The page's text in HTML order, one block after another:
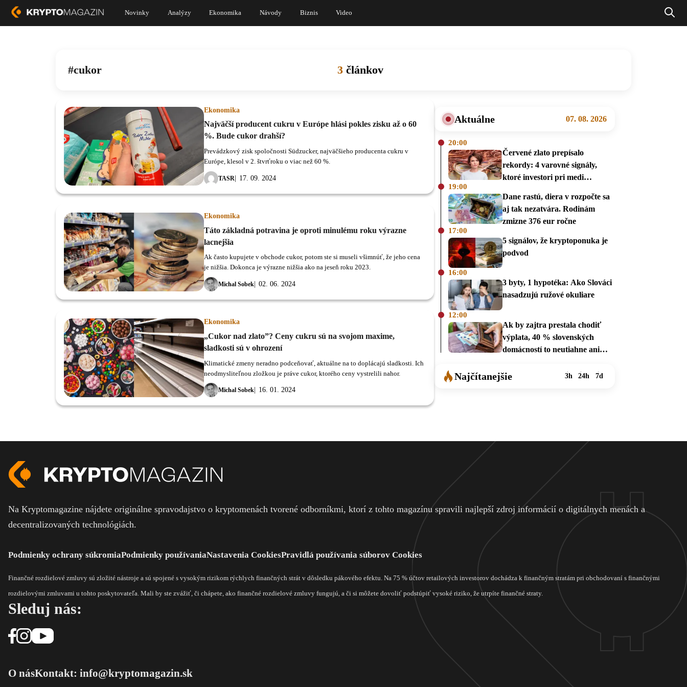
Novinky Analýzy Ekonomika Návody Biznis Video
cukor 3 článkov
Ekonomika
Najväčší producent cukru v Európe hlási pokles zisku až o 60
%. Bude cukor drahší?
TASR 17. 09. 2024
Prevádzkový zisk spoločnosti Südzucker, najväčšieho producenta cukru v
Európe, klesol v 2. štvrťroku o viac než 60 %.
Ekonomika
Táto základná potravina je oproti minulému roku výrazne
lacnejšia
Michal Sobek 02. 06. 2024
Ak často kupujete v obchode cukor, potom ste si museli všimnúť, že jeho cena
je nižšia. Dokonca je výrazne nižšia ako na jeseň roku 2023.
Ekonomika
„Cukor nad zlato”? Ceny cukru sú na svojom maxime,
sladkosti sú v ohrození
Michal Sobek 16. 01. 2024
Klimatické zmeny neradno podceňovať, aktuálne na to doplácajú sladkosti. Ich
neodmysliteľnou zložkou je práve cukor, ktorého ceny vystrelili nahor.
Aktuálne 07. 08. 2026
20:00
Červené zlato prepísalo
rekordy: 4 varovné signály,
ktoré investori pri medi
19:00
Dane rastú, diera v rozpočte sa
aj tak nezatvára. Rodinám
zmizne 376 eur ročne
17:00
5 signálov, že kryptoponuka je
podvod
16:00
3 byty, 1 hypotéka: Ako Slováci
nasadzujú ružové okuliare
12:00
Ak by zajtra prestala chodiť
výplata, 40 % slovenských
domácností to neutiahne ani
Najčítanejšie 3h 24h 7d
Na Kryptomagazine nájdete originálne spravodajstvo o kryptomenách tvorené odborníkmi, ktorí z tohto magazínu spravili najlepší zdroj informácií o digitálnych menách a
decentralizovaných technológiách.
Podmienky ochrany súkromiaPodmienky používaniaNastavenia CookiesPravidlá používania súborov Cookies
Finančné rozdielové zmluvy sú zložité nástroje a sú spojené s vysokým rizikom rýchlych finančných strát v dôsledku pákového efektu. Na 75 % účtov retailových investorov dochádza k finančným stratám pri obchodovaní s finančnými
rozdielovými zmluvami u tohto poskytovateľa. Mali by ste zvážiť, či chápete, ako finančné rozdielové zmluvy fungujú, a či si môžete dovoliť podstúpiť vysoké riziko, že utrpíte finančné straty.
Sleduj nás:
O násKontakt: info@kryptomagazin.sk